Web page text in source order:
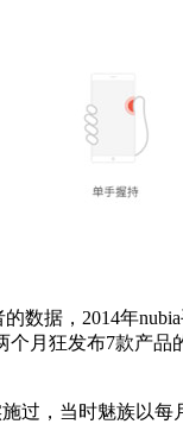
的数据，2014年
月狂发布7款产
，当时魅族以每